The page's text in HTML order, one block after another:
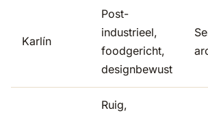
Karlín
Post-
industrieel,
foodgericht,
designbewust
Ruig,